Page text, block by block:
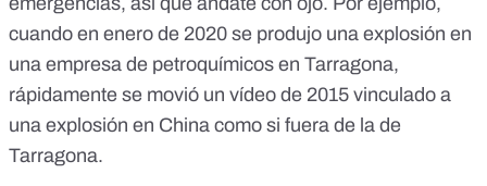
cuando en enero de 2020 se produjo una explosión en
una empresa de petroquímicos en Tarragona,
rápidamente se movió un vídeo de 2015 vinculado a
una explosión en China como si fuera de la de
Tarragona.